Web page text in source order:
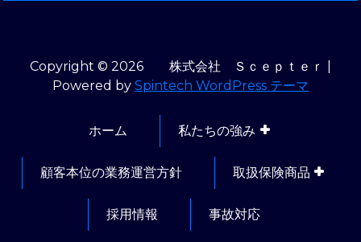
Copyright © 2026 株式会社 Ｓｃｅｐｔｅｒ |
Powered by Spintech WordPress テーマ
ホーム 私たちの強み
顧客本位の業務運営方針 取扱保険商品
採用情報 事故対応